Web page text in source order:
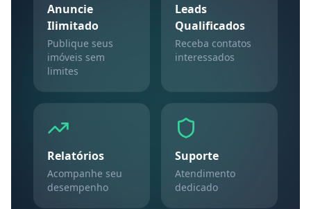
Anuncie
Ilimitado
Publique seus
imóveis sem
limites
Leads
Qualificados
Receba contatos
interessados
Relatórios
Acompanhe seu
desempenho
Suporte
Atendimento
dedicado